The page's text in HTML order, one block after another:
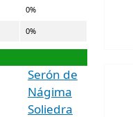
0%
0%
Serón de
Nágima
Soliedra